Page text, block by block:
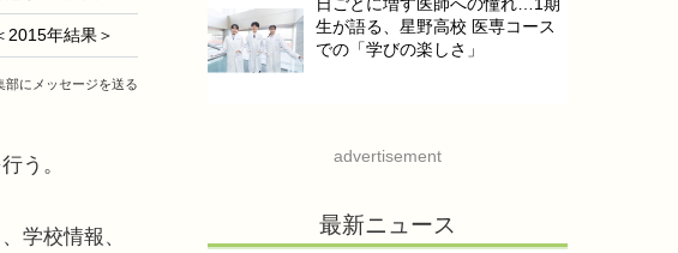
2015年結果＞
部にメッセージを送る
う。
学校情報、
日ごとに増す医師への憧れ…1期
生が語る、星野高校 医専コース
での「学びの楽しさ」
advertisement
最新ニュース